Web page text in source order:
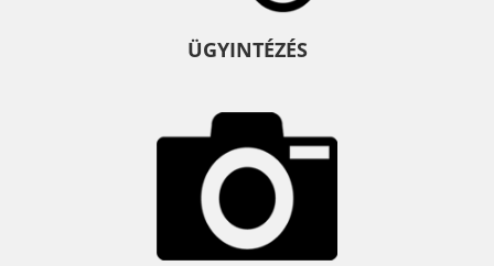
ÜGYINTÉZÉS